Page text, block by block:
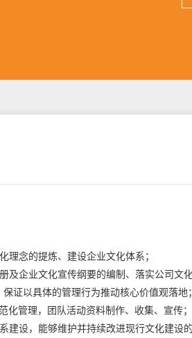
理念的提炼、建设企业文化体系；
及企业文化宣传纲要的编制、落实公司文
证以具体的管理行为推动核心价值观落地
化管理，团队活动资料制作、收集、宣传；
建设，能够维护并持续改进现行文化建设